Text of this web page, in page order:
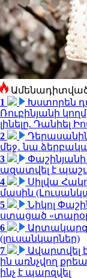
1
Խստորեն
Ռուբինյանի
լինելը. Դանիել
2
մեջ․ նա
3
Փաշինյանի
ազատվել է
4
Սիլվա
մասին
5
Նիկոլ
ստացած
6
Արտակարգ
(լուսանկարներ)
7
Ավարտվել է
ին առնչվող
ինչ է պարզվել